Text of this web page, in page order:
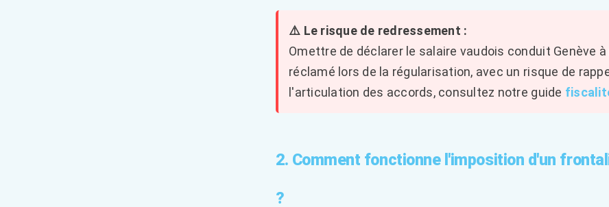
⚠️ Le risque de redressement :
Omettre de déclarer le salaire vaudois conduit Genève
réclamé lors de la régularisation, avec un risque de
l'articulation des accords, consultez notre guide
2. Comment fonctionne l'imposition d'un
?